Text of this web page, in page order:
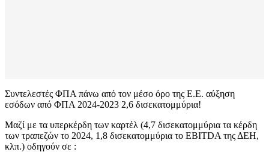
Συντελεστές ΦΠΑ πάνω από τον μέσο όρο της Ε.Ε. αύξηση
εσόδων από ΦΠΑ 2024-2023 2,6 δισεκατομμύρια!
Μαζί με τα υπερκέρδη των καρτέλ (4,7 δισεκατομμύρια τα κέρδη
των τραπεζών το 2024, 1,8 δισεκατομμύρια το EBITDA της ΔΕΗ,
κλπ.) οδηγούν σε :